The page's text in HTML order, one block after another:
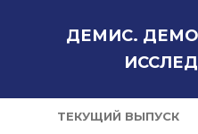
ДЕМИС.
ТЕКУЩИЙ ВЫПУСК